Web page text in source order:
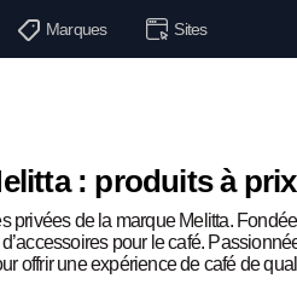
Marques Sites
: produits à
privées de la marque Melitta.
pour le café.
offrir une expérience de café de